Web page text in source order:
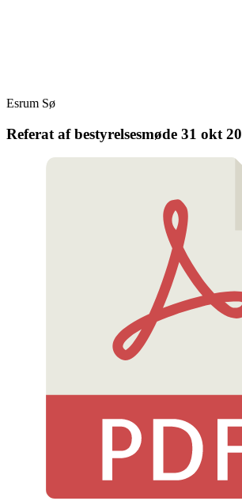
Esrum Sø
Referat af bestyrelsesmøde 31 okt